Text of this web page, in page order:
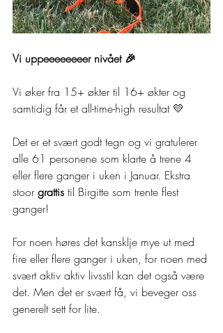
Vi uppeeeeeeeer nivået 🎉
Vi øker fra 15+ økter til 16+ økter og
samtidig får et all-time-high resultat 💛
Det er et svært godt tegn og vi gratulerer
alle 61 personene som klarte å trene 4
eller flere ganger i uken i Januar. Ekstra
stoor grattis til Birgitte som trente flest
ganger!
For noen høres det kansklje mye ut med
fire eller flere ganger i uken, for noen med
svært aktiv aktiv livsstil kan det også være
det. Men det er svært få, vi beveger oss
generelt sett for lite.